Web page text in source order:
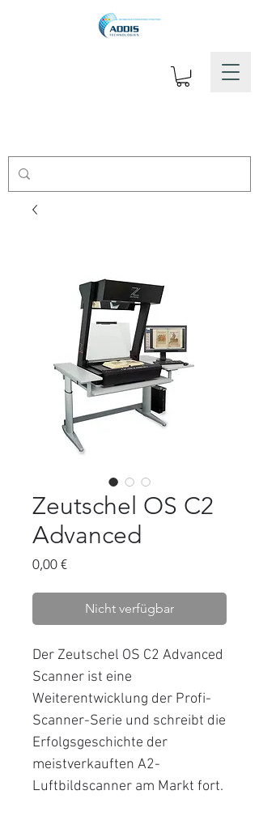
Zeutschel OS C2
Advanced
0,00 €Preis
Nicht verfügbar
Der Zeutschel OS C2 Advanced
Scanner ist eine
Weiterentwicklung der Profi-
Scanner-Serie und schreibt die
Erfolgsgeschichte der
meistverkauften A2-
Luftbildscanner am Markt fort.